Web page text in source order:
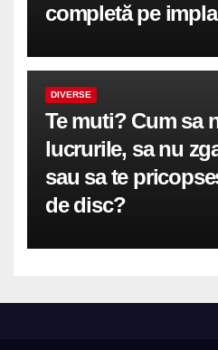
completă pe
DIVERSE
Te muti? Cum sa
lucrurile, sa nu
sau sa te
de disc?